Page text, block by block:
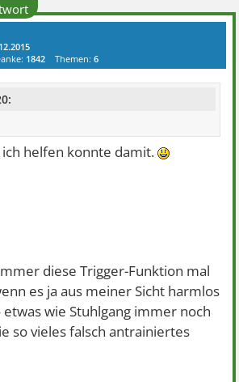
1842 Themen:6
helfen konnte damit.
diese Trigger-Funktion mal
es ja aus meiner Sicht harmlos
wie Stuhlgang immer noch
so vieles falsch antrainiertes